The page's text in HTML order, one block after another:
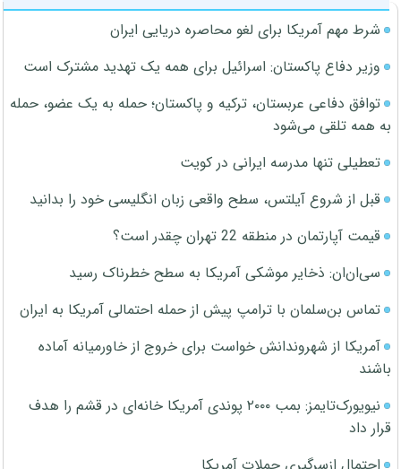
شرط مهم آمریکا برای لغو محاصره دریایی ایران
وزیر دفاع پاکستان: اسرائیل برای همه یک تهدید مشترک است
توافق دفاعی عربستان، ترکیه و پاکستان؛ حمله به یک عضو، حمله
به همه تلقی می‌شود
تعطیلی تنها مدرسه ایرانی در کویت
قبل از شروع آیلتس، سطح واقعی زبان انگلیسی خود را بدانید
قیمت آپارتمان در منطقه 22 تهران چقدر است؟
سی‌ان‌ان: ذخایر موشکی آمریکا به سطح خطرناک رسید
تماس بن‌سلمان با ترامپ پیش از حمله احتمالی آمریکا به ایران
آمریکا از شهروندانش خواست برای خروج از خاورمیانه آماده
باشند
نیویورک‌تایمز: بمب ۲۰۰۰ پوندی آمریکا خانه‌ای در قشم را هدف
قرار داد